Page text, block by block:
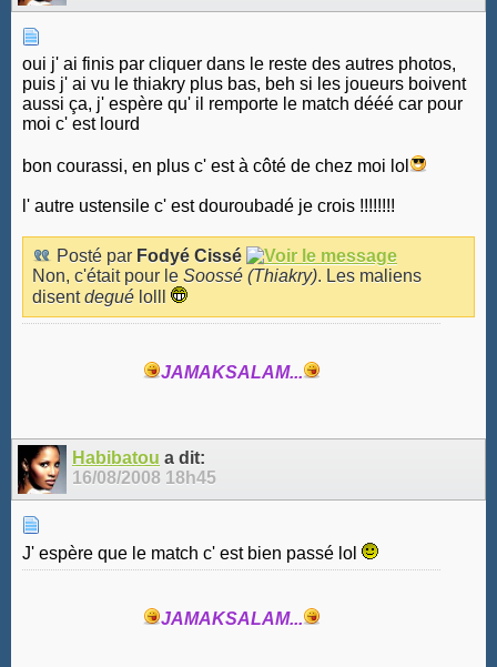
oui j' ai finis par cliquer dans le reste des autres photos,
puis j' ai vu le thiakry plus bas, beh si les joueurs boivent
aussi ça, j' espère qu' il remporte le match dééé car pour
moi c' est lourd
bon courassi, en plus c' est à côté de chez moi lol
l' autre ustensile c' est douroubadé je crois !!!!!!!!
Posté par Fodyé Cissé
Non, c'était pour le Soossé (Thiakry). Les maliens
disentdegué lolll
JAMAKSALAM...
Habibatou a dit:
16/08/2008 18h45
J' espère que le match c' est bien passé lol
JAMAKSALAM...